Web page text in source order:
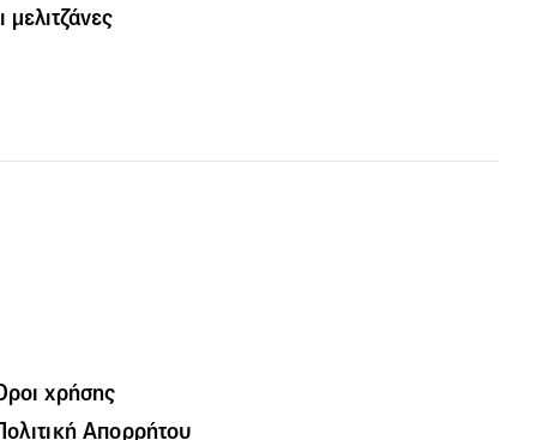
μελιτζάνες
χρήσης
Απορρήτου